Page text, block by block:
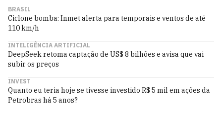
BRASIL
Ciclone bomba: Inmet alerta para temporais e ventos de até
110 km/h
INTELIGÊNCIA ARTIFICIAL
DeepSeek retoma captação de US$ 8 bilhões e avisa que vai
subir os preços
INVEST
Quanto eu teria hoje se tivesse investido R$ 5 mil em ações da
Petrobras há 5 anos?